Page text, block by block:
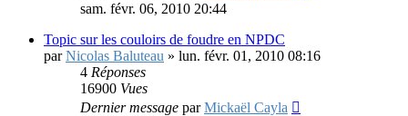
sam. févr. 06, 2010 20:44
Topic sur les couloirs de foudre en NPDC
parNicolas Baluteau » lun. févr. 01, 2010 08:16
4 Réponses
16900 Vues
Dernier message parMickaël Cayla